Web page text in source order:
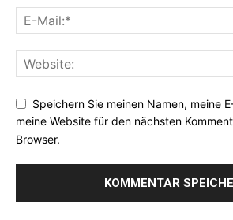
Speichern Sie meinen Namen, meine
meine Website für den nächsten
Browser.